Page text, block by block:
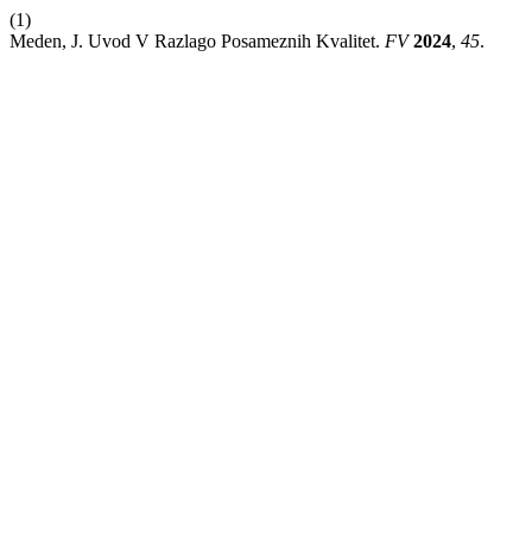
(1)
Meden, J. Uvod V Razlago Posameznih Kvalitet. FV 2024, 45.